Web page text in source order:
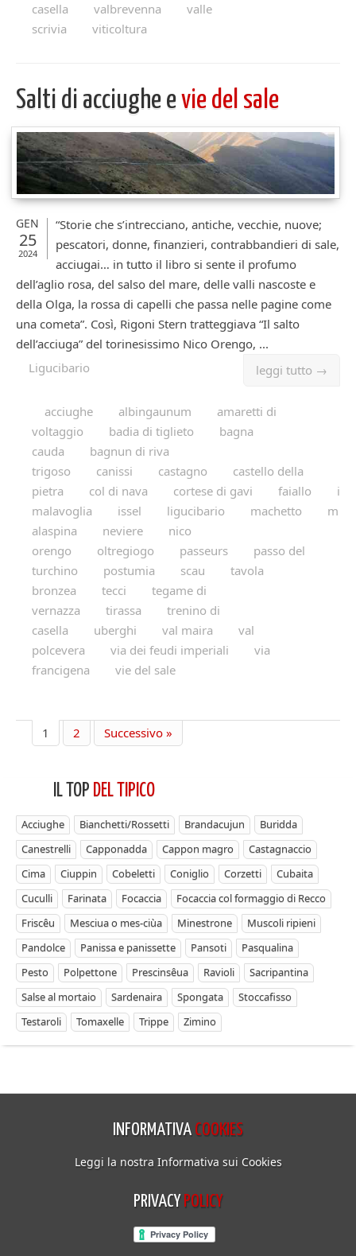
casella
valbrevenna
valle
scrivia
viticoltura
Salti di acciughe evie del sale
GEN
25
2024
“Storie che s’intrecciano, antiche, vecchie, nuove;
pescatori, donne, finanzieri, contrabbandieri di sale,
acciugai… in tutto il libro si sente il profumo
dell’aglio rosa, del salso del mare, delle valli nascoste e
della Olga, la rossa di capelli che passa nelle pagine come
una cometa”. Così, Rigoni Stern tratteggiava “Il salto
dell’acciuga” del torinesissimo Nico Orengo, ...
leggi tutto →
Ligucibario
acciughe albingaunum
amaretti di
voltaggio
badia di tiglieto
bagna
cauda
bagnun di riva
trigoso
canissi castagno
castello della
pietra
col di nava cortese di gavi faiallo
i
malavoglia
issel ligucibario machetto
m
alaspina
neviere
nico
orengo
oltregiogo passeurs
passo del
turchino
postumia scau
tavola
bronzea
tecci
tegame di
vernazza
tirassa
trenino di
casella
uberghi val maira
val
polcevera
via dei feudi imperiali
via
francigena
vie del sale
1 2 Successivo »
IL TOP DEL TIPICO
Acciughe Bianchetti/Rossetti Brandacujun
Buridda
Canestrelli
Capponadda Cappon magro
Castagnaccio
Cima
Ciuppin Cobeletti Coniglio Corzetti
Cubaita
Cuculli
Farinata Focaccia
Focaccia col formaggio di Recco
Friscêu
Mesciua o mes-ciùa Minestrone
Muscoli ripieni
Pandolce
Panissa e panissette Pansoti
Pasqualina
Pesto
Polpettone Prescinsêua Ravioli
Sacripantina
Salse al mortaio
Sardenaira Spongata
Stoccafisso
Testaroli
Tomaxelle Trippe Zimino
INFORMATIVA COOKIES
Leggi la nostra Informativa sui Cookies
PRIVACY POLICY